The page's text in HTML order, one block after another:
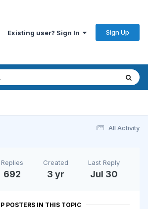
Existing user? Sign In Sign Up
All Activity
Replies
692
Created
3 yr
Last Reply
Jul 30
POSTERS IN THIS TOPIC